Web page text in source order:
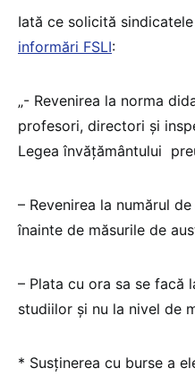
Iată ce solicită
informări FSLI:
„- Revenirea la norma
profesori, directori și
Legea învățământului
– Revenirea la numărul
înainte de măsurile de
– Plata cu ora sa se facă
studiilor și nu la nivel de
* Susținerea cu burse a